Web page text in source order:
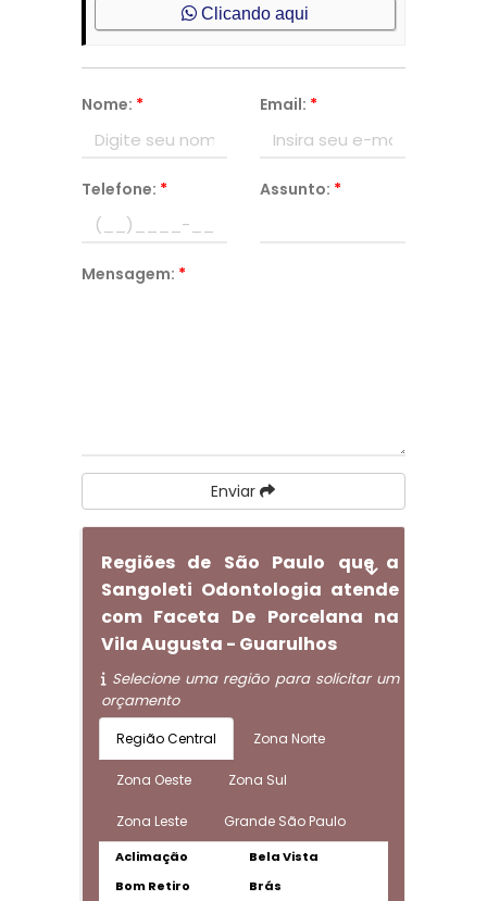
Clicando aqui
Nome: * Email: *
Telefone: * Assunto: *
Mensagem: *
Enviar
Regiões de São Paulo que a
Sangoleti Odontologia atende
com Faceta De Porcelana na
Vila Augusta - Guarulhos
Selecione uma região para solicitar um
orçamento
Região Central Zona Norte
Zona Oeste Zona Sul
Zona Leste Grande São Paulo
Aclimação
Bela Vista
Bom Retiro
Brás